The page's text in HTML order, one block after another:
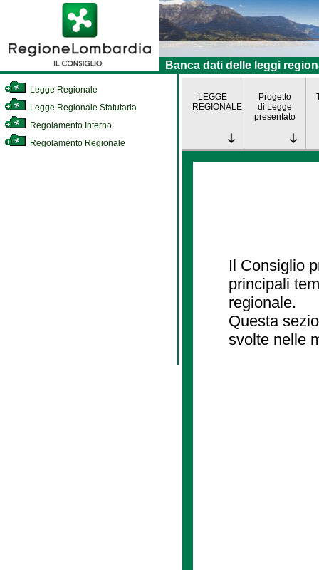
Banca dati delle leggi
Legge Regionale
Legge Regionale Statutaria
Regolamento Interno
Regolamento Regionale
LEGGE
REGIONALE
Progetto
di Legge
presentato
Il Consiglio
principali
regionale.
Questa
svolte nelle